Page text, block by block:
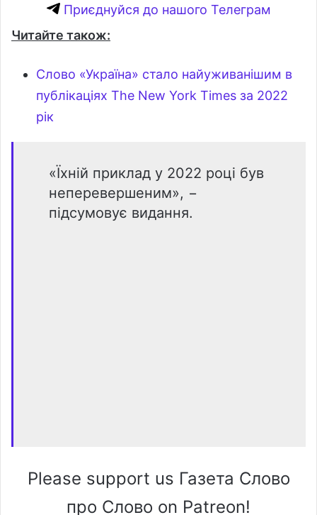
Приєднуйся до нашого Телеграм
Читайте також:
Слово «Україна» стало найуживанішим в
публікаціях The New York Times за 2022
рік
«Їхній приклад у 2022 році був
неперевершеним», −
підсумовує видання.
Please support us Газета Слово
про Слово on Patreon!